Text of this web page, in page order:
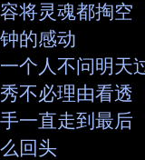
将灵魂都掏空
的感动
个人不问明天
不必理由看透
一直走到最后
回头